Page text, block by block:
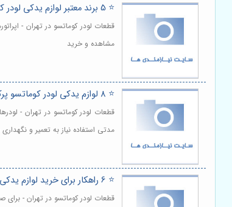
⭐️ 5 برند معتبر لوازم یدکی لودر کوماتسو که کیفیت را تضمین می‌کنند 🛠️
قطعات لودر کوماتسو در تهران -
مشاهده و خرید
⭐️ 8 لوازم یدکی لودر کوماتسو پرکاربرد برای بهینه‌سازی عملکرد لودر 🚀
قطعات لودر کوماتسو در تهران -
مدتی استفاده نیاز به تعمیر و
⭐️ 6 راهکار برای خرید لوازم یدکی لودر کوماتسو به صورت آنلاین 💻
قطعات لودر کوماتسو در تهران -